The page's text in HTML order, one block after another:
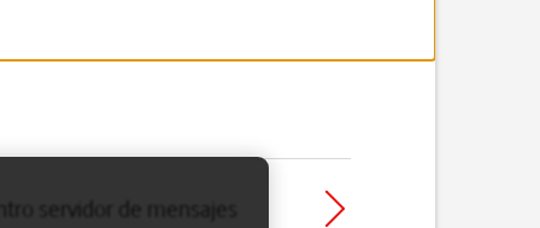
servidor de mensajes